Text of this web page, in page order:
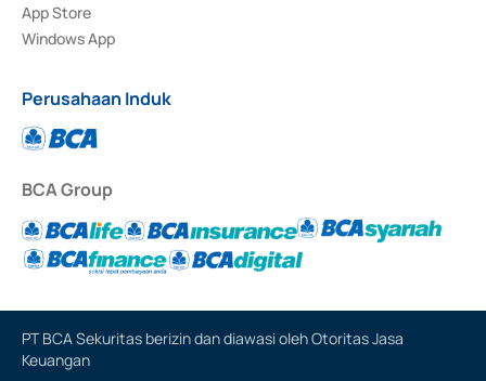
App Store
Windows App
Perusahaan Induk
BCA Group
PT BCA Sekuritas berizin dan diawasi oleh Otoritas Jasa
Keuangan